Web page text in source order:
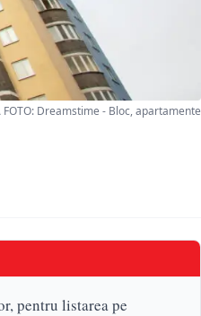
FOTO: Dreamstime - Bloc, apartamente
pentru listarea pe